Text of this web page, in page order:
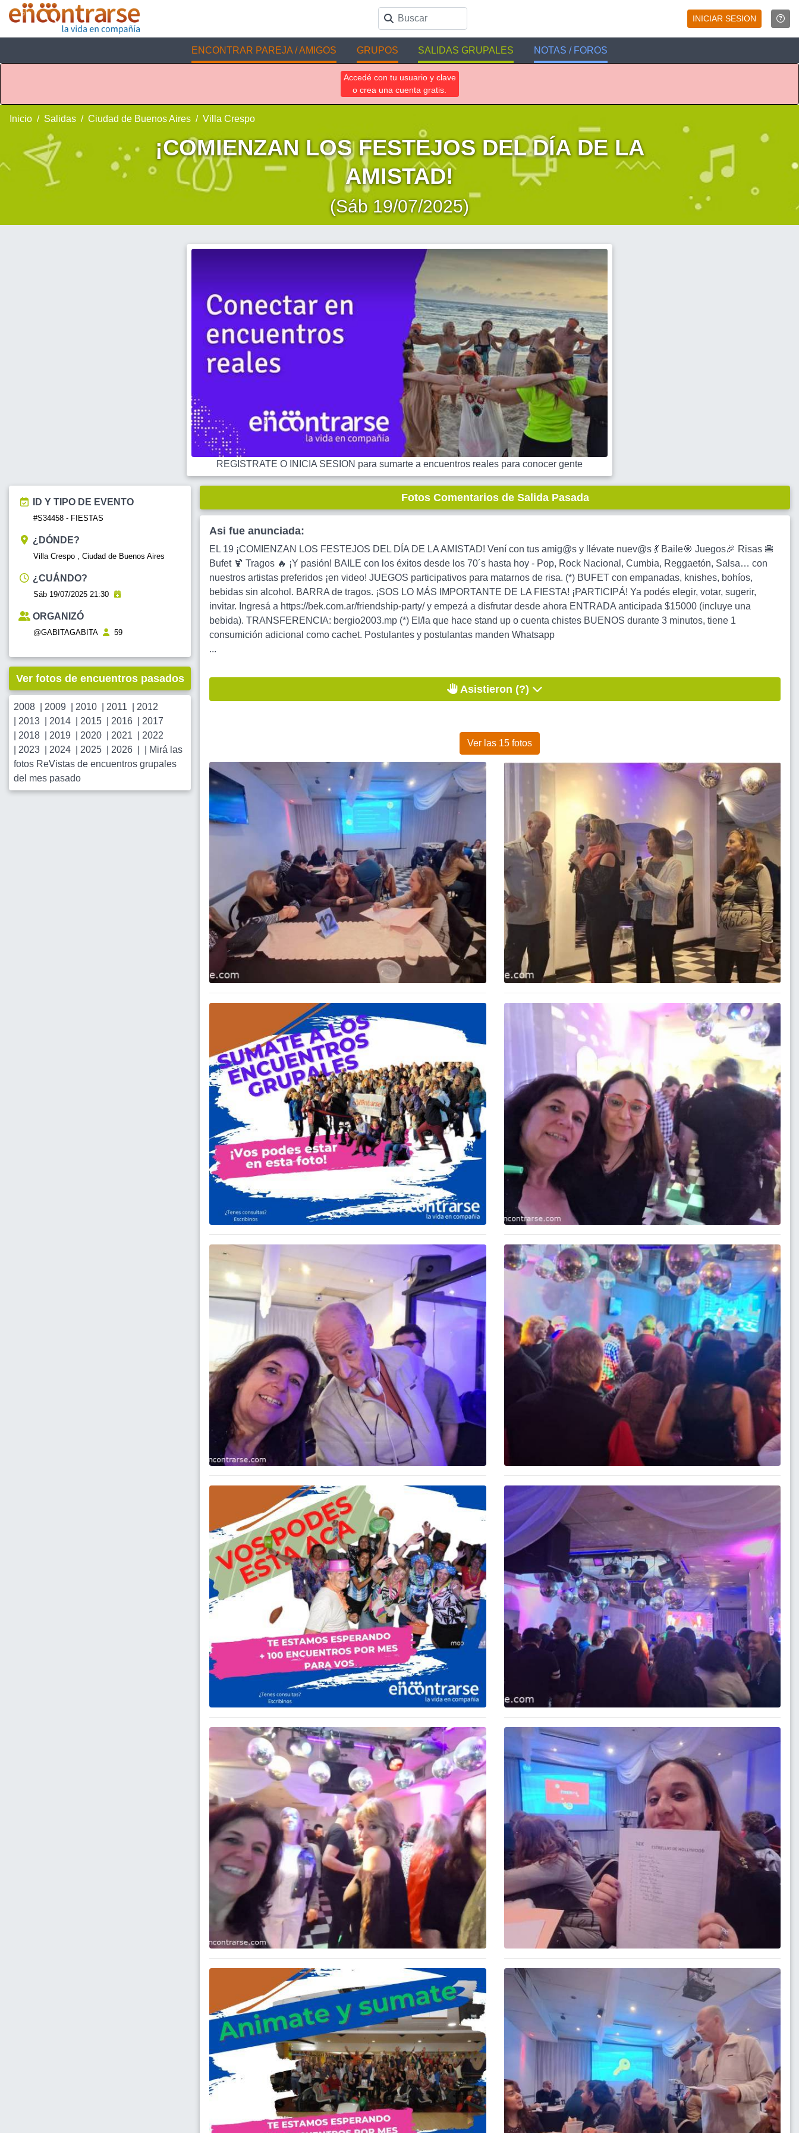
INICIAR SESION
ENCONTRAR PAREJA / AMIGOS GRUPOS SALIDAS GRUPALES NOTAS / FOROS
Accedé con tu usuario y clave
o crea una cuenta gratis.
Inicio Salidas Ciudad de Buenos Aires Villa Crespo
¡COMIENZAN LOS FESTEJOS DEL DÍA DE LA
AMISTAD!
(Sáb 19/07/2025)
REGISTRATE O INICIA SESION para sumarte a encuentros reales para conocer gente
ID Y TIPO DE EVENTO
#S34458 - FIESTAS
¿DÓNDE?
Villa Crespo , Ciudad de Buenos Aires
¿CUÁNDO?
Sáb 19/07/2025 21:30
ORGANIZÓ
@GABITAGABITA 59
Ver fotos de encuentros pasados
2008 2009 2010 2011
2012
2013 2014 2015 2016
2017
2018 2019 2020 2021
2022
2023 2024 2025 2026
Mirá las
fotos ReVistas de encuentros grupales
del mes pasado
Fotos Comentarios de Salida Pasada
Asi fue anunciada:
EL 19 ¡COMIENZAN LOS FESTEJOS DEL DÍA DE LA AMISTAD! Vení con tus amig@s y llévate nuev@s 💃 Baile🎯 Juegos🎉 Risas 🍔
Bufet 🍹 Tragos 🔥 ¡Y pasión! BAILE con los éxitos desde los 70´s hasta hoy - Pop, Rock Nacional, Cumbia, Reggaetón, Salsa… con
nuestros artistas preferidos ¡en video! JUEGOS participativos para matarnos de risa. (*) BUFET con empanadas, knishes, bohíos,
bebidas sin alcohol. BARRA de tragos. ¡SOS LO MÁS IMPORTANTE DE LA FIESTA! ¡PARTICIPÁ! Ya podés elegir, votar, sugerir,
invitar. Ingresá a https://bek.com.ar/friendship-party/ y empezá a disfrutar desde ahora ENTRADA anticipada $15000 (incluye una
bebida). TRANSFERENCIA: bergio2003.mp (*) El/la que hace stand up o cuenta chistes BUENOS durante 3 minutos, tiene 1
consumición adicional como cachet. Postulantes y postulantas manden Whatsapp
...
Asistieron (?)
Ver las 15 fotos